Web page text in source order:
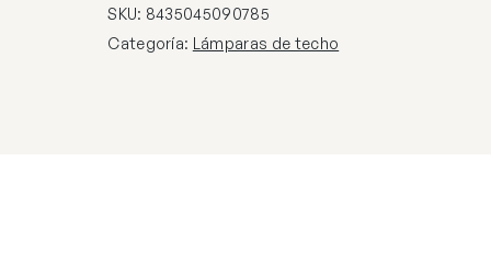
60W
E-
SKU: 8435045090785
Categoría: Lámparas de techo